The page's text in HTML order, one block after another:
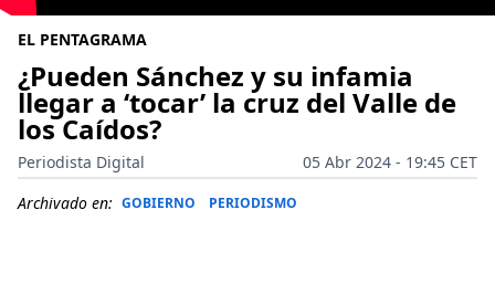
EL PENTAGRAMA
¿Pueden Sánchez y su infamia
llegar a ‘tocar’ la cruz del Valle de
los Caídos?
Periodista Digital
05 Abr 2024 - 19:45 CET
Archivado en: GOBIERNO PERIODISMO